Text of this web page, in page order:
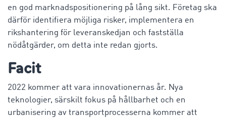
en god marknadspositionering på lång sikt. Företag ska
därför identifiera möjliga risker, implementera en
rikshantering för leveranskedjan och fastställa
nödåtgärder, om detta inte redan gjorts.
Facit
2022 kommer att vara innovationernas år. Nya
teknologier, särskilt fokus på hållbarhet och en
urbanisering av transportprocesserna kommer att